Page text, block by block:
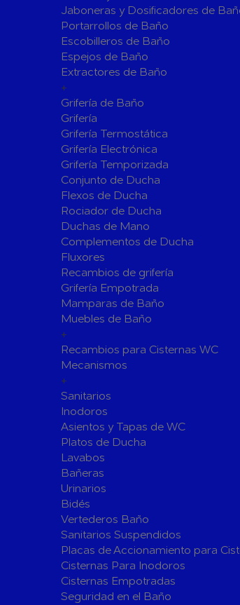
Sistemas de Energía Solar
Paneles
Accesorios
Fontanería
Accesorios para Instalación de
Válvulas para Gas
Bombas
Bombas Sumergibles
Canalones Pluviales
Desagües
Válvulas de Desagüe
Accesorios para Desagüe
Fijaciones para Fontanería
Sumideros y Gran Evacuación
Tubos y Accesorios de Cobre y
Latón
Tuberías y Accesorios de
Polibutileno
Flexos/Conexiones Flexibles
Válvulas de Fontanería
Válvulas de Esfera
Válvulas de Retención
Válvulas de Contadores
Accesorios de Valvulería
Herramientas y Vestuario
Jaboneras y Dosificadores de
Portarrollos de Baño
Escobilleros de Baño
Espejos de Baño
Extractores de Baño
+
Grifería de Baño
Grifería
Grifería Termostática
Grifería Electrónica
Grifería Temporizada
Conjunto de Ducha
Flexos de Ducha
Rociador de Ducha
Duchas de Mano
Complementos de Ducha
Fluxores
Recambios de grifería
Grifería Empotrada
Mamparas de Baño
Muebles de Baño
+
Recambios para Cisternas WC
Mecanismos
+
Sanitarios
Inodoros
Asientos y Tapas de WC
Platos de Ducha
Lavabos
Bañeras
Urinarios
Bidés
Vertederos Baño
Sanitarios Suspendidos
Placas de Accionamiento para
Cisternas Para Inodoros
Cisternas Empotradas
Seguridad en el Baño